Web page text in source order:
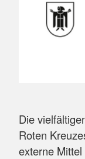
Die
Roten
externe